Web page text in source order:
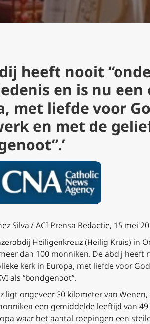
heeft nooit
en is nu
met liefde voor
en met de
Silva / ACI Prensa Redactie, 15 mei
Heiligenkreuz (Heilig Kruis) in
dan 100 monniken. De abdij heeft
kerk in Europa, met liefde voor
als “bondgenoot”.
ligt ongeveer 30 kilometer van
een gemiddelde leeftijd van
waar het aantal roepingen een